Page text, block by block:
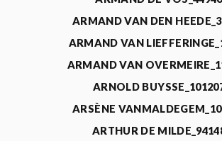
ARMAND VAN DEN
ARMAND VAN
ARMAND VAN
ARNOLD
ARSÈNE
ARTHUR DE